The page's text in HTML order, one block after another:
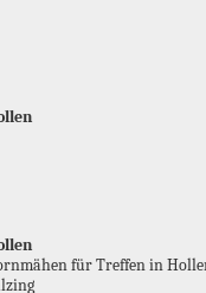
für Treffen in